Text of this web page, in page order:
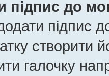
підпис до
підпис
створити
галочку